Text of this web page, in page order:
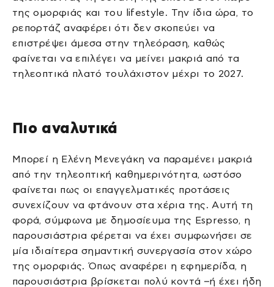
της ομορφιάς και του lifestyle. Την ίδια ώρα, το
ρεπορτάζ αναφέρει ότι δεν σκοπεύει να
επιστρέψει άμεσα στην τηλεόραση, καθώς
φαίνεται να επιλέγει να μείνει μακριά από τα
τηλεοπτικά πλατό τουλάχιστον μέχρι το 2027.
Πιο αναλυτικά
Μπορεί η Ελένη Μενεγάκη να παραμένει μακριά
από την τηλεοπτική καθημερινότητα, ωστόσο
φαίνεται πως οι επαγγελματικές προτάσεις
συνεχίζουν να φτάνουν στα χέρια της. Αυτή τη
φορά, σύμφωνα με δημοσίευμα της Espresso, η
παρουσιάστρια φέρεται να έχει συμφωνήσει σε
μία ιδιαίτερα σημαντική συνεργασία στον χώρο
της ομορφιάς. Όπως αναφέρει η εφημερίδα, η
παρουσιάστρια βρίσκεται πολύ κοντά –ή έχει ήδη